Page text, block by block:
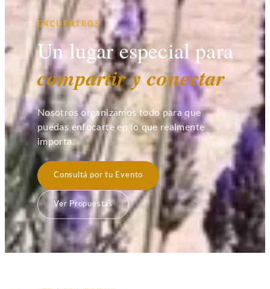
ENCUENTROS
Un lugar especial para
compartir yconectar
Nosotros organizamos todo para que
puedas enfocarte en lo que realmente
importa.
Consultá por tu Evento
Ver Propuestas